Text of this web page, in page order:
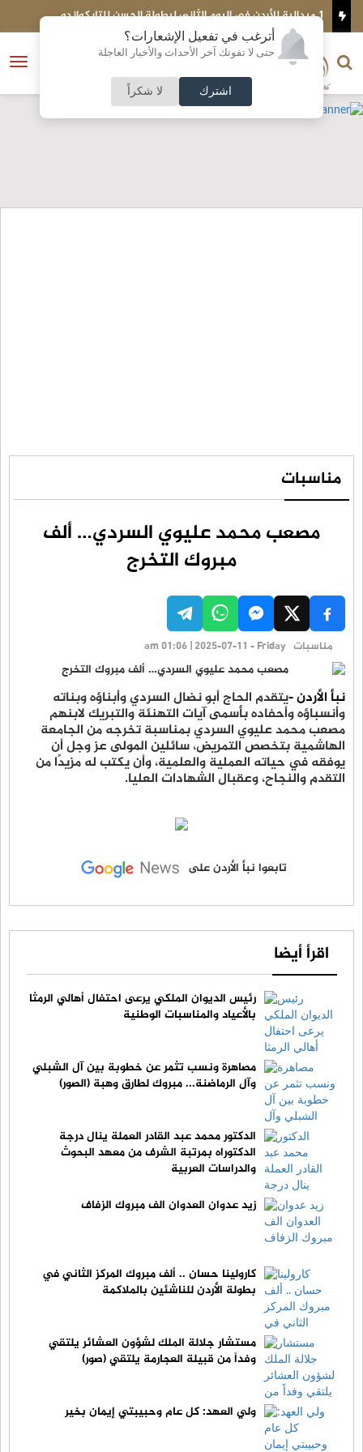
أترغب في تفعيل الإشعارات؟
حتى لا تفوتك آخر الأحداث والأخبار العاجلة
اشترك لا شكراً
قرعة دوري المحترفين تحدد مواجهات
فتح
الناشر و رئيس التحرير
النسخة الكاملة
مناسبات
مصعب محمد عليوي السردي… ألف
مبروك التخرج
مناسبات am 01:06 | 2025-07-11 - Friday
نبأ الأردن -يتقدم الحاج أبو نضال السردي وأبناؤه وبناته
وأنسباؤه وأحفاده بأسمى آيات التهنئة والتبريك لابنهم
مصعب محمد عليوي السردي بمناسبة تخرجه من الجامعة
الهاشمية بتخصص التمريض، سائلين المولى عز وجل أن
يوفقه في حياته العملية والعلمية، وأن يكتب له مزيدًا من
التقدم والنجاح، وعقبال الشهادات العليا.
تابعوا نبأ الأردن على
اقرأ أيضا
رئيس الديوان الملكي يرعى احتفال أهالي الرمثا
بالأعياد والمناسبات الوطنية
مصاهرة ونسب تثمر عن خطوبة بين آل الشبلي
وآل الرماضنة... مبروك لطارق وهبة (الصور)
الدكتور محمد عبد القادر العملة ينال درجة
الدكتوراه بمرتبة الشرف من معهد البحوث
والدراسات العربية
زيد عدوان العدوان الف مبروك الزفاف
كارولينا حسان .. ألف مبروك المركز الثاني في
بطولة الأردن للناشئين بالملاكمة
مستشار جلالة الملك لشؤون العشائر يلتقي
وفداً من قبيلة العجارمة يلتقي (صور)
ولي العهد: كل عام وحبيبتي إيمان بخير